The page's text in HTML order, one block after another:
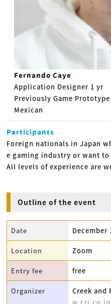
Fernando Caye
Application Designer 1 yr
Previously Game
Mexican
Participants
Foreign nationals in Japan
e gaming industry or want
All levels of experience are
Outline of the event
Date December
Location Zoom
Entry fee free
Organizer Creek